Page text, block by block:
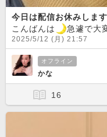
今日は配信お休みしま
こんばんは
急遽で大変申
2025/5/12 (月) 21:57
オフライン
かな
16